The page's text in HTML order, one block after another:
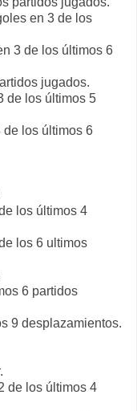
en 3 de los
3 de los últimos 6
jugados.
de los últimos 5
los últimos 6
los últimos 4
los 6 ultimos
6 partidos
9 desplazamientos.
de los últimos 4